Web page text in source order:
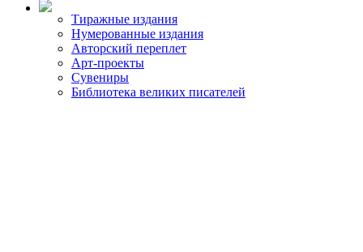
Тиражные издания
Нумерованные издания
Авторский переплет
Арт-проекты
Сувениры
Библиотека великих писателей